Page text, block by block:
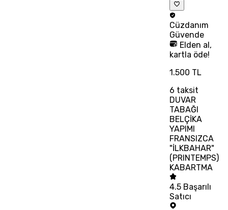
Cüzdanım
Güvende
Elden al,
kartla öde!
1.500 TL
6 taksit
DUVAR
TABAĞI
BELÇİKA
YAPIMI
FRANSIZCA
"İLKBAHAR"
(PRINTEMPS)
KABARTMA
4.5 Başarılı
Satıcı